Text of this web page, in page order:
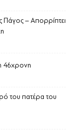
Πάγος – Απορρίπτει
46χρονη
του πατέρα του